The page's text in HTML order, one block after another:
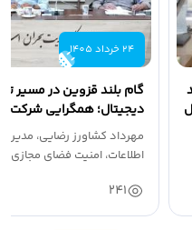
24 خرداد 1405
گام بلند قزوین در مسیر
دیجیتال؛ همگرایی
برای توسعه هوش...
مهرداد کشاورز رضایی، مدیر
اطلاعات، امنیت فضای مجازی
241